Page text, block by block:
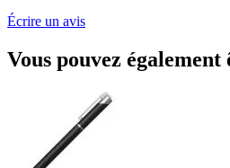
Écrire un avis
Vous pouvez